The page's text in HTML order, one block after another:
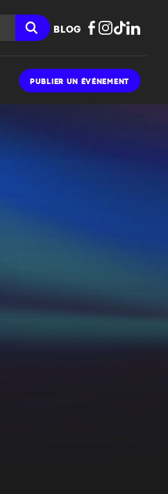
BLOG
PUBLIER UN ÉVÉNEMENT